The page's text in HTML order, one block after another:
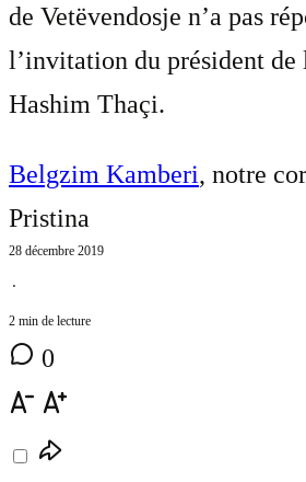
de Vetëvendosje n’a pas
l’invitation du président de
Hashim Thaçi.
Belgzim Kamberi, notre
Pristina
28 décembre 2019
⋅
2 min de lecture
0